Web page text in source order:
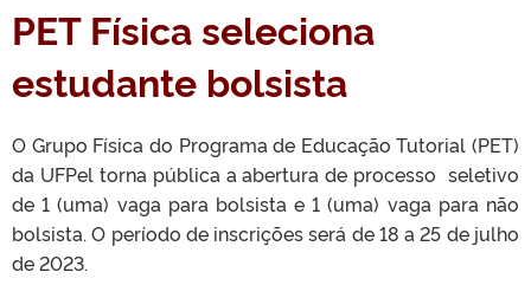
TELEFONES
PET Física seleciona
estudante bolsista
O Grupo Física do Programa de Educação Tutorial (PET)
da UFPel torna pública a abertura de processo seletivo
de 1 (uma) vaga para bolsista e 1 (uma) vaga para não
bolsista. O período de inscrições será de 18 a 25 de julho
de 2023.